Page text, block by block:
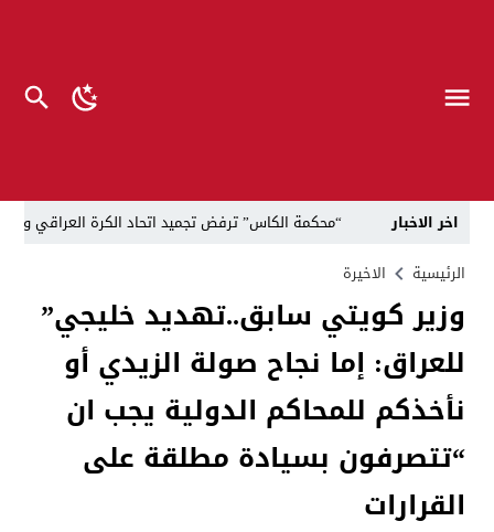
اخر الاخبار
“محكمة الكاس” ترفض تجميد اتحاد الكرة العراقي
صرخات إلى الزيدي وزيدان..كيلو اللحم 100 ألف والقداحة 5 آلاف في سجون العراق.. تظاهرة العوائل وسط بغداد
الناطق العسكري لا يزعل من أبو فدك.. اللواء
“لحين تسمية وزرائها”..الزيدي يوجه وكلاء الوزارات
مسيّرات إيرانية تستهدف مقرات حزب معارض كردي قرب
القضاء يطيح بموظفين ومعقبين في بلدية الناصرية
الرئيسية الاخيرة
وزير كويتي سابق..تهديد خليجي”
للعراق: إما نجاح صولة الزيدي أو
نأخذكم للمحاكم الدولية يجب ان
“تتصرفون بسيادة مطلقة على
القرارات